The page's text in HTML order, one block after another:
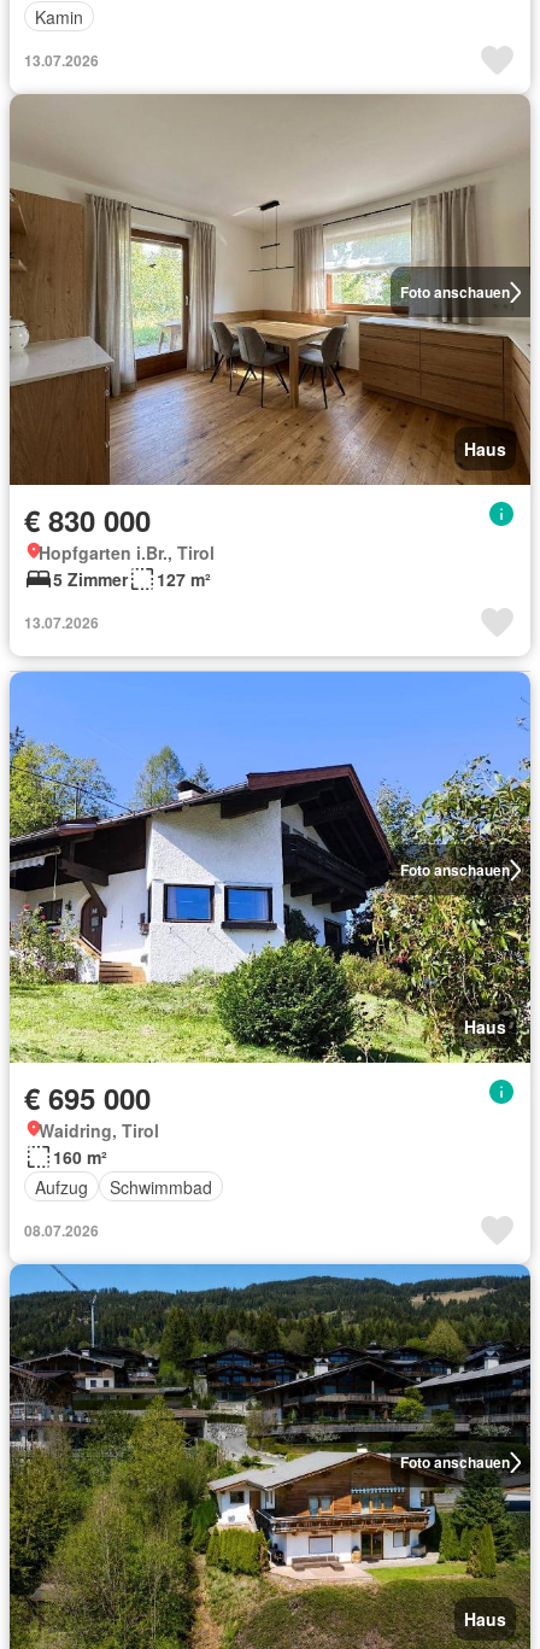
Kamin
13.07.2026
Foto anschauen
Haus
€ 830 000
Hopfgarten i.Br., Tirol
5 Zimmer
127 m²
13.07.2026
Foto anschauen
Haus
€ 695 000
Waidring, Tirol
160 m²
Aufzug
Schwimmbad
08.07.2026
Foto anschauen
Haus